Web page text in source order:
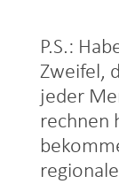
P.S.:
Zweifel,
jeder
rechnen